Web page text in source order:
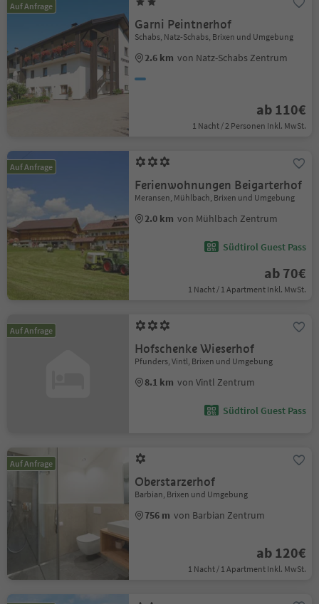
Auf Anfrage
Garni Peintnerhof
Schabs, Natz-Schabs, Brixen und Umgebung
2.6 km von Natz-Schabs Zentrum
ab 110€
1 Nacht / 2 Personen Inkl. MwSt.
Auf Anfrage
Ferienwohnungen Beigarterhof
Meransen, Mühlbach, Brixen und Umgebung
2.0 km von Mühlbach Zentrum
Südtirol Guest Pass
ab 70€
1 Nacht / 1 Apartment Inkl. MwSt.
Auf Anfrage
Hofschenke Wieserhof
Pfunders, Vintl, Brixen und Umgebung
8.1 km von Vintl Zentrum
Südtirol Guest Pass
Auf Anfrage
Oberstarzerhof
Barbian, Brixen und Umgebung
756 m von Barbian Zentrum
ab 120€
1 Nacht / 1 Apartment Inkl. MwSt.